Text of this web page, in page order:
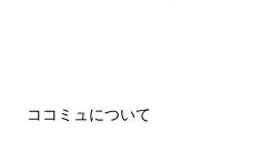
ココミュについて